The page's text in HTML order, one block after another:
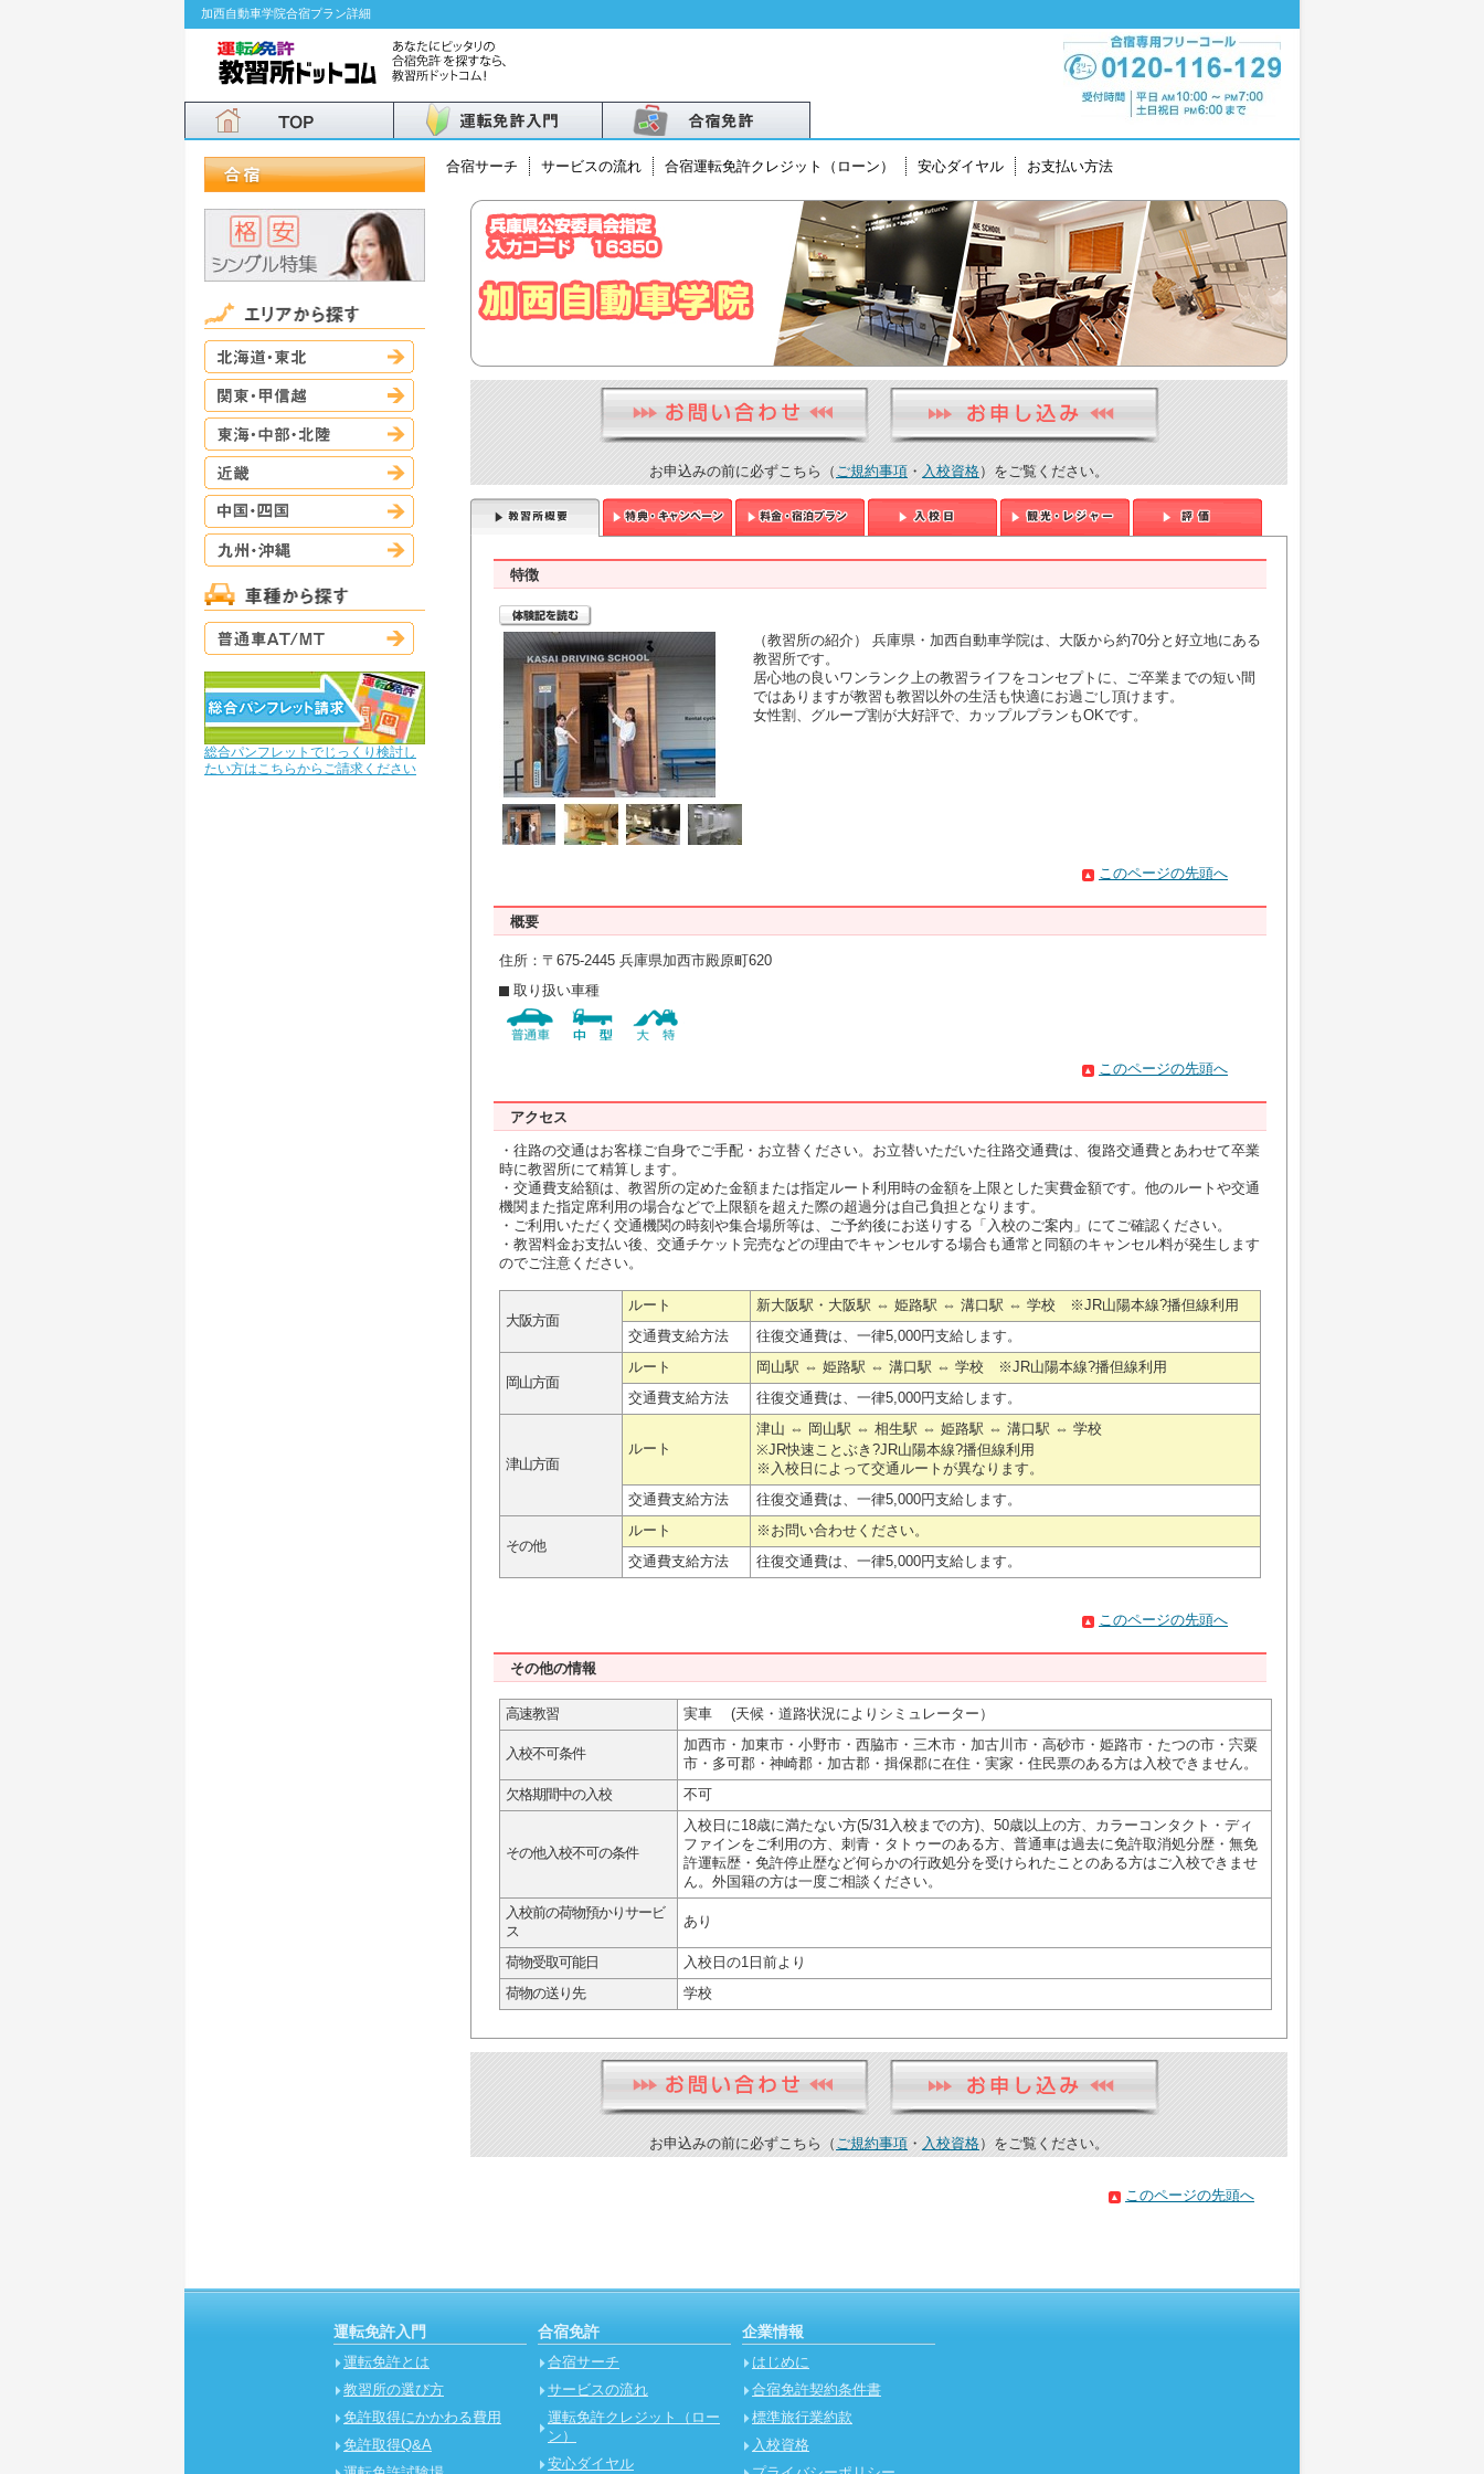
加西自動車学院合宿プラン詳細
中国・四国
総合パンフレットでじっくり検討し
たい方はこちらからご請求ください
合宿サーチ サービスの流れ 合宿運転免許クレジット（ローン） 安心ダイヤル お支払い方法
お申込みの前に必ずこちら（ ご規約事項 ・ 入校資格）をご覧ください。
特徴
（教習所の紹介） 兵庫県・加西自動車学院は、大阪から約70分と好立地にある
教習所です。
居心地の良いワンランク上の教習ライフをコンセプトに、ご卒業までの短い間
ではありますが教習も教習以外の生活も快適にお過ごし頂けます。
女性割、グループ割が大好評で、カップルプランもOKです。
このページの先頭へ
概要
住所：〒675-2445 兵庫県加西市殿原町620
取り扱い車種
このページの先頭へ
アクセス
・往路の交通はお客様ご自身でご手配・お立替ください。お立替いただいた往路交通費は、復路交通費とあわせて卒業
時に教習所にて精算します。
・交通費支給額は、教習所の定めた金額または指定ルート利用時の金額を上限とした実費金額です。他のルートや交通
機関また指定席利用の場合などで上限額を超えた際の超過分は自己負担となります。
・ご利用いただく交通機関の時刻や集合場所等は、ご予約後にお送りする「入校のご案内」にてご確認ください。
・教習料金お支払い後、交通チケット完売などの理由でキャンセルする場合も通常と同額のキャンセル料が発生します
のでご注意ください。
大阪方面
ルート
新大阪駅・大阪駅 ⇔ 姫路駅 ⇔ 溝口駅 ⇔ 学校 ※JR山陽本線?播但線利用
交通費支給方法
往復交通費は、一律5,000円支給します。
岡山方面
ルート
岡山駅 ⇔ 姫路駅 ⇔ 溝口駅 ⇔ 学校 ※JR山陽本線?播但線利用
交通費支給方法
往復交通費は、一律5,000円支給します。
津山方面
ルート
津山 ⇔ 岡山駅 ⇔ 相生駅 ⇔ 姫路駅 ⇔ 溝口駅 ⇔ 学校
※JR快速ことぶき?JR山陽本線?播但線利用
※入校日によって交通ルートが異なります。
交通費支給方法
往復交通費は、一律5,000円支給します。
その他
ルート
※お問い合わせください。
交通費支給方法
往復交通費は、一律5,000円支給します。
このページの先頭へ
その他の情報
高速教習 実車 (天候・道路状況によりシミュレーター）
入校不可条件
加西市・加東市・小野市・西脇市・三木市・加古川市・高砂市・姫路市・たつの市・宍粟
市・多可郡・神崎郡・加古郡・揖保郡に在住・実家・住民票のある方は入校できません。
欠格期間中の入校
不可
その他入校不可の条件
入校日に18歳に満たない方(5/31入校までの方)、50歳以上の方、カラーコンタクト・ディ
ファインをご利用の方、刺青・タトゥーのある方、普通車は過去に免許取消処分歴・無免
許運転歴・免許停止歴など何らかの行政処分を受けられたことのある方はご入校できませ
ん。外国籍の方は一度ご相談ください。
入校前の荷物預かりサービ
ス
あり
荷物受取可能日
入校日の1日前より
荷物の送り先
学校
お申込みの前に必ずこちら（ ご規約事項 ・ 入校資格）をご覧ください。
このページの先頭へ
運転免許入門
運転免許とは
教習所の選び方
免許取得にかかわる費用
免許取得Q&A
合宿免許
合宿サーチ
サービスの流れ
運転免許クレジット（ロー
ン）
安心ダイヤル
企業情報
はじめに
合宿免許契約条件書
標準旅行業約款
入校資格